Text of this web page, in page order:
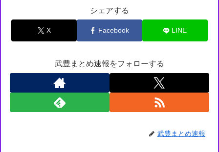
シェアする
X Facebook LINE
武豊まとめ速報をフォローする
武豊まとめ速報